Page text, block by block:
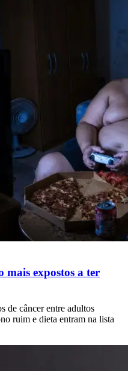
mais expostos a ter
de câncer entre adultos
ruim e dieta entram na lista